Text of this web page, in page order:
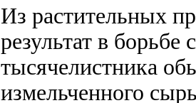
Из растительных
результат в борьбе
тысячелистника
измельченного